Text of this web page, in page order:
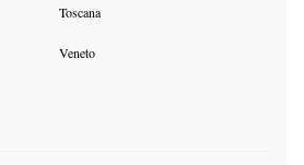
Toscana
Veneto